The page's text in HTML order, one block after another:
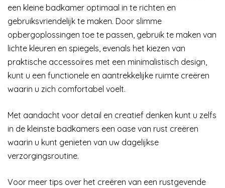
een kleine badkamer optimaal in te richten en
gebruiksvriendelijk te maken. Door slimme
opbergoplossingen toe te passen, gebruik te maken van
lichte kleuren en spiegels, evenals het kiezen van
praktische accessoires met een minimalistisch design,
kunt u een functionele en aantrekkelijke ruimte creëren
waarin u zich comfortabel voelt.
Met aandacht voor detail en creatief denken kunt u zelfs
in de kleinste badkamers een oase van rust creëren
waarin u kunt genieten van uw dagelijkse
verzorgingsroutine.
Voor meer tips over het creëren van een rustgevende